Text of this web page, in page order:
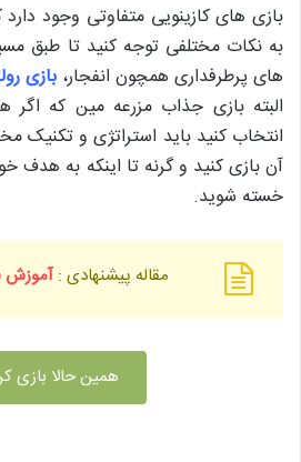
بازی های کازینویی متفاوتی وجود دارد
به نکات مختلفی توجه کنید تا طبق
های پرطرفداری همچون انفجار، بازی
البته بازی جذاب مزرعه مین که اگر
انتخاب کنید باید استراتژی و تکنیک
آن بازی کنید و گرنه تا اینکه به هدف
خسته شوید.
مقاله پیشنهادی : آموزش
همین حالا بازی